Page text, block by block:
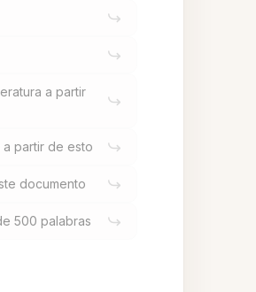
a partir
partir de esto
documento
500 palabras